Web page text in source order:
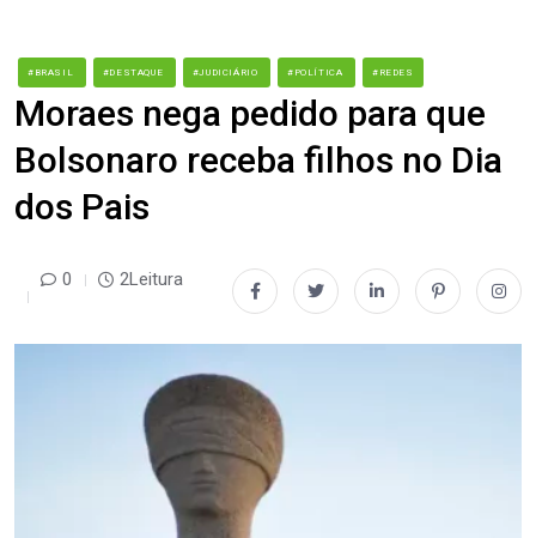
#BRASIL #DESTAQUE #JUDICIÁRIO #POLÍTICA #REDES
Moraes nega pedido para que
Bolsonaro receba filhos no Dia
dos Pais
0 2Leitura